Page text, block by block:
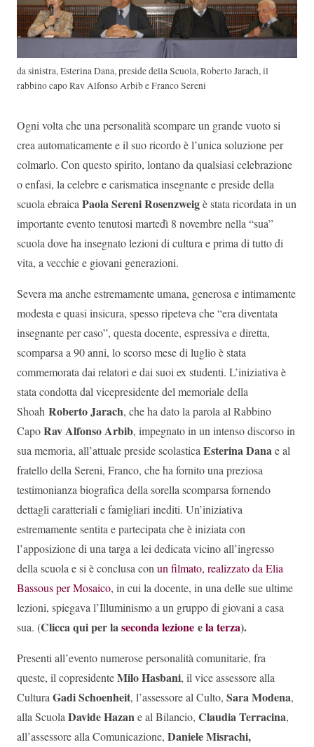
da sinistra, Esterina Dana, preside della Scuola, Roberto Jarach, il
rabbino capo Rav Alfonso Arbib e Franco Sereni
Ogni volta che una personalità scompare un grande vuoto si
crea automaticamente e il suo ricordo è l’unica soluzione per
colmarlo. Con questo spirito, lontano da qualsiasi celebrazione
o enfasi, la celebre e carismatica insegnante e preside della
scuola ebraica Paola Sereni Rosenzweigè stata ricordata in un
importante evento tenutosi martedì 8 novembre nella “sua”
scuola dove ha insegnato lezioni di cultura e prima di tutto di
vita, a vecchie e giovani generazioni.
Severa ma anche estremamente umana, generosa e intimamente
modesta e quasi insicura, spesso ripeteva che “era diventata
insegnante per caso”, questa docente, espressiva e diretta,
scomparsa a 90 anni, lo scorso mese di luglio è stata
commemorata dai relatori e dai suoi ex studenti. L’iniziativa è
stata condotta dal vicepresidente del memoriale della
Shoah Roberto Jarach, che ha dato la parola al Rabbino
CapoRav Alfonso Arbib, impegnato in un intenso discorso in
sua memoria, all’attuale preside scolastica Esterina Danae al
fratello della Sereni, Franco, che ha fornito una preziosa
testimonianza biografica della sorella scomparsa fornendo
dettagli caratteriali e famigliari inediti. Un’iniziativa
estremamente sentita e partecipata che è iniziata con
l’apposizione di una targa a lei dedicata vicino all’ingresso
della scuola e si è conclusa con un filmato, realizzato da Elia
Bassous per Mosaico, in cui la docente, in una delle sue ultime
lezioni, spiegava l’Illuminismo a un gruppo di giovani a casa
sua. (Clicca qui per laseconda lezione ela terza).
Presenti all’evento numerose personalità comunitarie, fra
queste, il copresidenteMilo Hasbani, il vice assessore alla
Cultura Gadi Schoenheit, l’assessore al Culto, Sara Modena,
alla Scuola Davide Hazane al Bilancio, Claudia Terracina,
all’assessore alla Comunicazione, Daniele Misrachi,